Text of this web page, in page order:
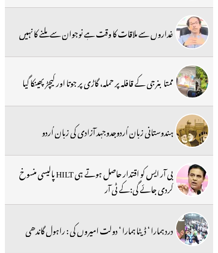
غداروں سے ملاقات کا وقت ہے نوجوان سے ملنے کا نہیں
ممتا بنرجی کے قافلہ پر حملہ، گاڑی پر جوتا اور کیچڑ پھینکا گیا
ہندوستانی زبان اُردوجدوجہد آزادی کی زبان اُردو
بی آر ایس کو اقتدار حاصل ہوتے ہی HILT پالیسی منسوخ
کردی جائے گی:کے ٹی آر
درد ہمارا ‘ ڈیٹا ہمارا ‘ دولت امیروں کی : راہول گاندھی